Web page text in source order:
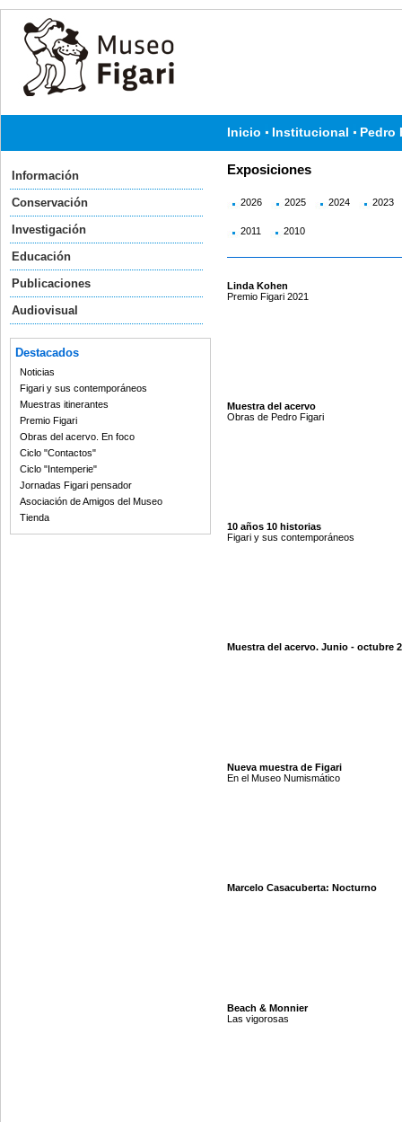
Inicio Institucional Pedro
Información
Conservación
Investigación
Educación
Publicaciones
Audiovisual
Destacados
Noticias
Figari y sus contemporáneos
Muestras itinerantes
Premio Figari
Obras del acervo. En foco
Ciclo "Contactos"
Ciclo "Intemperie"
Jornadas Figari pensador
Asociación de Amigos del Museo
Tienda
Exposiciones
2026 2025 2024 2023
2011 2010
Linda Kohen
Premio Figari 2021
Muestra del acervo
Obras de Pedro Figari
10 años 10 historias
Figari y sus contemporáneos
Muestra del acervo. Junio - octubre
Nueva muestra de Figari
En el Museo Numismático
Marcelo Casacuberta: Nocturno
Beach & Monnier
Las vigorosas